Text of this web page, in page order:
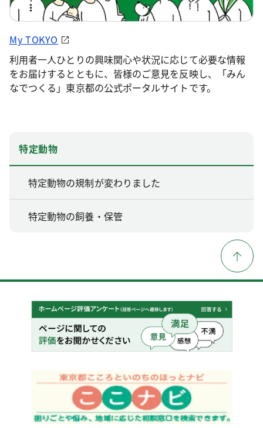
My TOKYO
利用者一人ひとりの興味関心や状況に応じて必要な情報
をお届けするとともに、皆様のご意見を反映し、「みん
なでつくる」東京都の公式ポータルサイトです。
特定動物
特定動物の規制が変わりました
特定動物の飼養・保管